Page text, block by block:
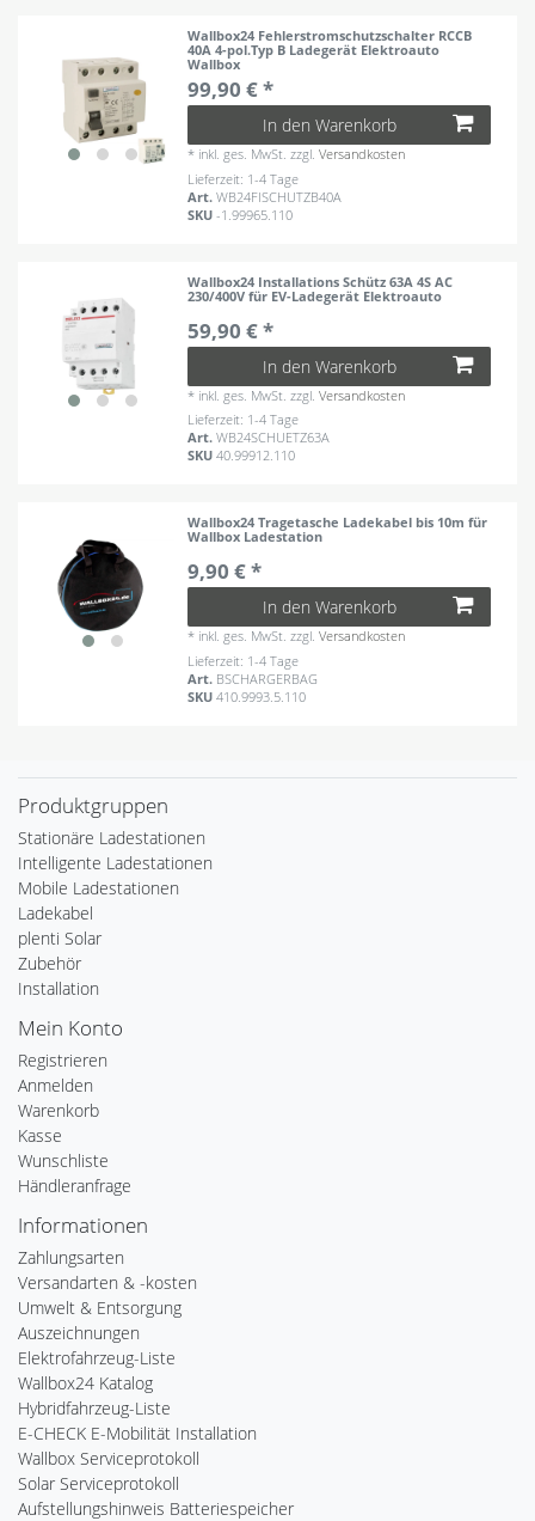
Wallbox24 Fehlerstromschutzschalter RCCB
40A 4-pol.Typ B Ladegerät Elektroauto
Wallbox
99,90 € *
In den Warenkorb
* inkl. ges. MwSt. zzgl.Versandkosten
Lieferzeit: 1-4 Tage
Art.WB24FISCHUTZB40A
SKU-1.99965.110
Wallbox24 Installations Schütz 63A 4S AC
230/400V für EV-Ladegerät Elektroauto
59,90 € *
In den Warenkorb
* inkl. ges. MwSt. zzgl.Versandkosten
Lieferzeit: 1-4 Tage
Art.WB24SCHUETZ63A
SKU40.99912.110
Wallbox24 Tragetasche Ladekabel bis 10m für
Wallbox Ladestation
9,90 € *
In den Warenkorb
* inkl. ges. MwSt. zzgl.Versandkosten
Lieferzeit: 1-4 Tage
Art. BSCHARGERBAG
SKU410.9993.5.110
Produktgruppen
Stationäre Ladestationen
Intelligente Ladestationen
Mobile Ladestationen
Ladekabel
plenti Solar
Zubehör
Installation
Mein Konto
Registrieren
Anmelden
Warenkorb
Kasse
Wunschliste
Händleranfrage
Informationen
Zahlungsarten
Versandarten & -kosten
Umwelt & Entsorgung
Auszeichnungen
Elektrofahrzeug-Liste
Wallbox24 Katalog
Hybridfahrzeug-Liste
E-CHECK E-Mobilität Installation
Wallbox Serviceprotokoll
Solar Serviceprotokoll
Aufstellungshinweis Batteriespeicher